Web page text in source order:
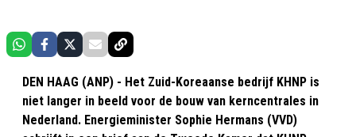
DEN HAAG (ANP) - Het Zuid-Koreaanse bedrijf KHNP is
niet langer in beeld voor de bouw van kerncentrales in
Nederland. Energieminister Sophie Hermans (VVD)